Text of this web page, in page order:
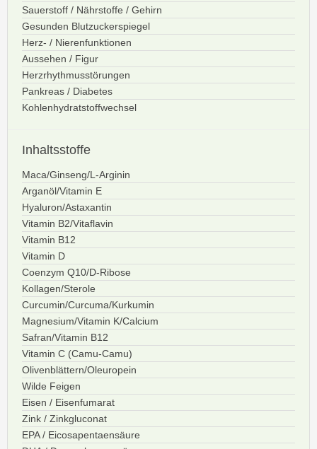
Sauerstoff / Nährstoffe / Gehirn
Gesunden Blutzuckerspiegel
Herz- / Nierenfunktionen
Aussehen / Figur
Herzrhythmusstörungen
Pankreas / Diabetes
Kohlenhydratstoffwechsel
Inhaltsstoffe
Maca/Ginseng/L-Arginin
Arganöl/Vitamin E
Hyaluron/Astaxantin
Vitamin B2/Vitaflavin
Vitamin B12
Vitamin D
Coenzym Q10/D-Ribose
Kollagen/Sterole
Curcumin/Curcuma/Kurkumin
Magnesium/Vitamin K/Calcium
Safran/Vitamin B12
Vitamin C (Camu-Camu)
Olivenblättern/Oleuropein
Wilde Feigen
Eisen / Eisenfumarat
Zink / Zinkgluconat
EPA / Eicosapentaensäure